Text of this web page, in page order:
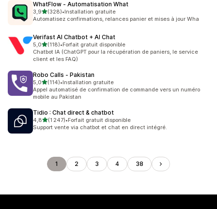
WhatFlow ‑ Automatisation What
3,9étoile(s) sur 5
(328)
328 avis au total
•Installation gratuite
Automatisez confirmations, relances panier et mises à jour Wha
Verifast AI Chatbot + AI Chat
5,0étoile(s) sur 5
(118)
118 avis au total
•Forfait gratuit disponible
Chatbot IA (ChatGPT pour la récupération de paniers, le service
client et les FAQ)
Robo Calls ‑ Pakistan
5,0étoile(s) sur 5
(114)
114 avis au total
•Installation gratuite
Appel automatisé de confirmation de commande vers un numéro
mobile au Pakistan
Tidio : Chat direct & chatbot
4,8étoile(s) sur 5
(1 247)
1247 avis au total
•Forfait gratuit disponible
Support vente via chatbot et chat en direct intégré.
1 2 3 4 38